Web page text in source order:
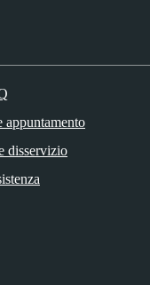
appuntamento
disservizio